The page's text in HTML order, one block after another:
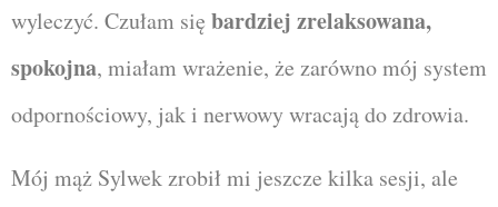
wyleczyć. Czułam się bardziej zrelaksowana,
spokojna, miałam wrażenie, że zarówno mój system
odpornościowy, jak i nerwowy wracają do zdrowia.
Mój mąż Sylwek zrobił mi jeszcze kilka sesji, ale